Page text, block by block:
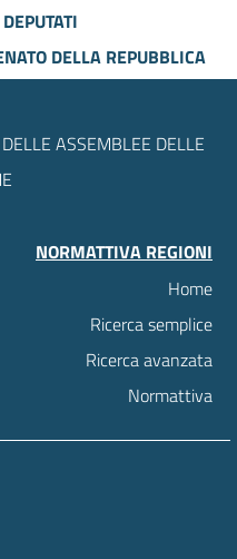
DELLA REPUBBLICA
ASSEMBLEE DELLE
NORMATTIVA REGIONI
Home
Ricerca semplice
Ricerca avanzata
Normattiva